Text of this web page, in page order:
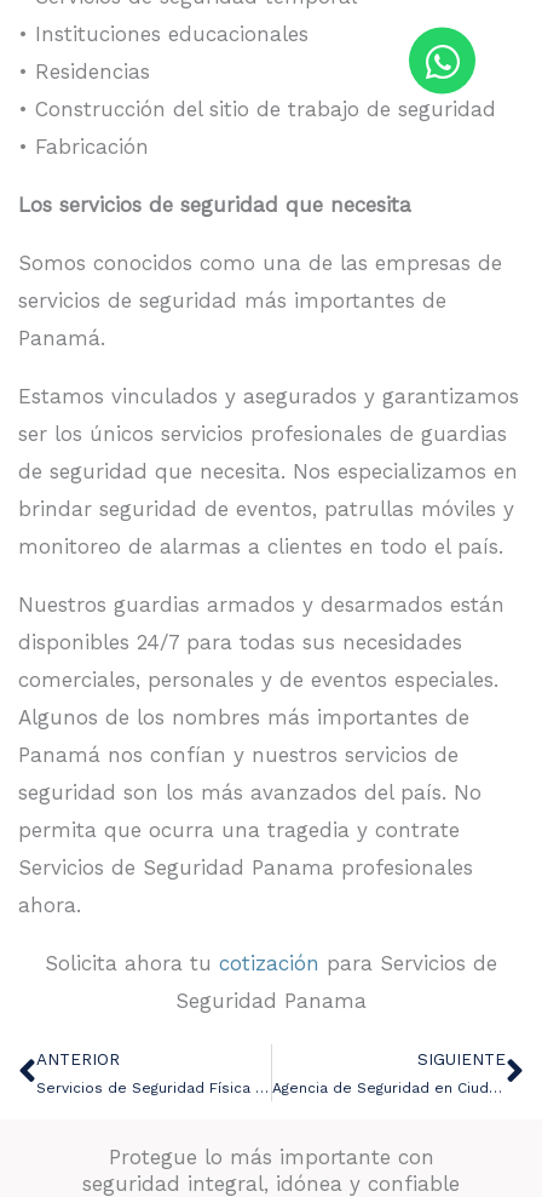
• Instituciones educacionales
• Residencias
• Construcción del sitio de trabajo de seguridad
• Fabricación
Los servicios de seguridad que necesita
Somos conocidos como una de las empresas de
servicios de seguridad más importantes de
Panamá.
Estamos vinculados y asegurados y garantizamos
ser los únicos servicios profesionales de guardias
de seguridad que necesita. Nos especializamos en
brindar seguridad de eventos, patrullas móviles y
monitoreo de alarmas a clientes en todo el país.
Nuestros guardias armados y desarmados están
disponibles 24/7 para todas sus necesidades
comerciales, personales y de eventos especiales.
Algunos de los nombres más importantes de
Panamá nos confían y nuestros servicios de
seguridad son los más avanzados del país. No
permita que ocurra una tragedia y contrate
Servicios de Seguridad Panama profesionales
ahora.
Solicita ahora tu cotización para Servicios de
Seguridad Panama
Ant
ANTERIOR
Servicios de Seguridad Física Panama
SIGUIENTE
Agencia de Seguridad en Ciudad de Panama
Protegue lo más importante con
seguridad integral, idónea y confiable